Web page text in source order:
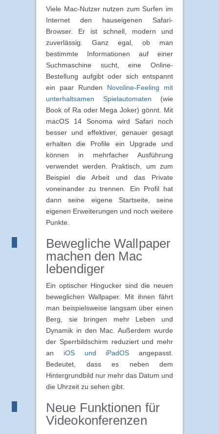
Viele Mac-Nutzer nutzen zum Surfen im
Internet den hauseigenen Safari-
Browser. Er ist schnell, modern und
zuverlässig. Ganz egal, ob man
bestimmte Informationen auf einer
Suchmaschine sucht, eine Online-
Bestellung aufgibt oder sich entspannt
ein paar Runden Novoline-Feeling mit
unterhaltsamen Spielautomaten (wie
Book of Ra oder Mega Joker) gönnt. Mit
macOS 14 Sonoma wird Safari noch
besser und effektiver, genauer gesagt
erhalten die Profile ein Upgrade und
können in mehrfacher Ausführung
verwendet werden. Praktisch, um zum
Beispiel die Arbeit und das Private
voneinander zu trennen. Ein Profil hat
dann seine eigene Startseite, seine
eigenen Erweiterungen und noch weitere
Punkte.
Bewegliche Wallpaper
machen den Mac
lebendiger
Ein optischer Hingucker sind die neuen
beweglichen Wallpaper. Mit ihnen fährt
man beispielsweise langsam über einen
Berg, sie bringen mehr Leben und
Dynamik in den Mac. Außerdem wurde
der Sperrbildschirm reduziert und mehr
an iOS und iPadOS angepasst.
Bedeutet, dass es neben dem
Hintergrundbild nur mehr das Datum und
die Uhrzeit zu sehen gibt.
Neue Funktionen für
Videokonferenzen